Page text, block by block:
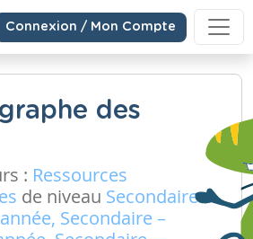
Connexion / Mon Compte
des
: Ressources
de niveau Secondaire
Secondaire –